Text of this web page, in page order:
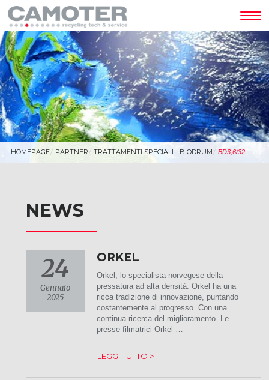
HOMEPAGE PARTNER TRATTAMENTI SPECIALI - BIODRUM BD3,6/32
NEWS
24
Gennaio
2025
ORKEL
Orkel, lo specialista norvegese della
pressatura ad alta densità. Orkel ha una
ricca tradizione di innovazione, puntando
costantemente al progresso. Con una
continua ricerca del miglioramento. Le
presse-filmatrici Orkel …
LEGGI TUTTO >